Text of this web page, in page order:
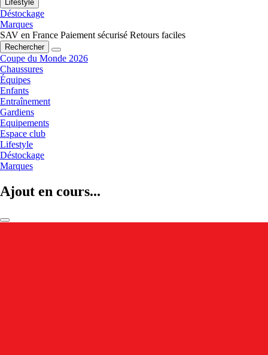
Lifestyle
Déstockage
Marques
SAV en France Paiement sécurisé Retours faciles
Rechercher
Coupe du Monde 2026
Chaussures
Équipes
Enfants
Entraînement
Gardiens
Equipements
Espace club
Lifestyle
Déstockage
Marques
Ajout en cours...